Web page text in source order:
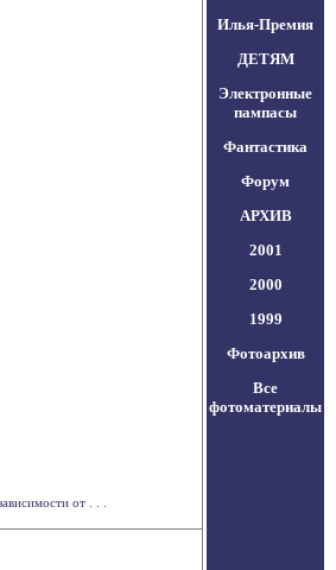
от . . .
Илья-Премия
ДЕТЯМ
Электронные
пампасы
Фантастика
Форум
АРХИВ
2001
2000
1999
Фотоархив
Все
фотоматериалы